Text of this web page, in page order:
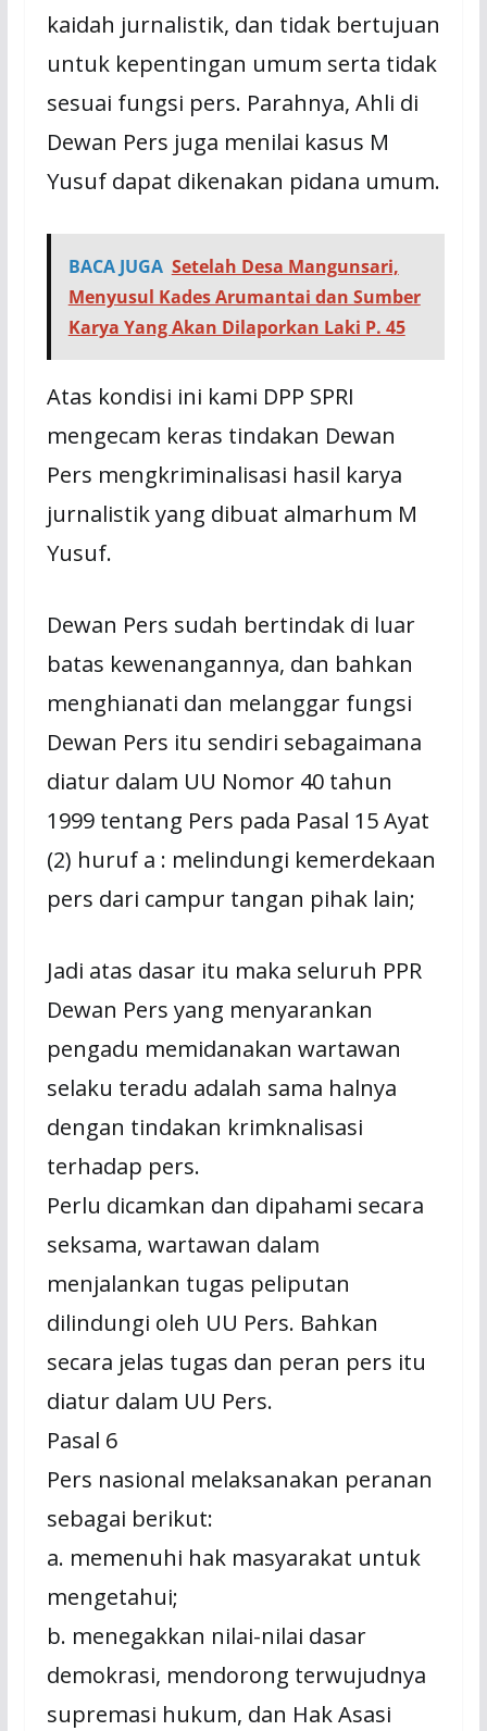
kaidah jurnalistik, dan tidak bertujuan
untuk kepentingan umum serta tidak
sesuai fungsi pers. Parahnya, Ahli di
Dewan Pers juga menilai kasus M
Yusuf dapat dikenakan pidana umum.
BACA JUGA Setelah Desa Mangunsari,
Menyusul Kades Arumantai dan Sumber
Karya Yang Akan Dilaporkan Laki P. 45
Atas kondisi ini kami DPP SPRI
mengecam keras tindakan Dewan
Pers mengkriminalisasi hasil karya
jurnalistik yang dibuat almarhum M
Yusuf.
Dewan Pers sudah bertindak di luar
batas kewenangannya, dan bahkan
menghianati dan melanggar fungsi
Dewan Pers itu sendiri sebagaimana
diatur dalam UU Nomor 40 tahun
1999 tentang Pers pada Pasal 15 Ayat
(2) huruf a : melindungi kemerdekaan
pers dari campur tangan pihak lain;
Jadi atas dasar itu maka seluruh PPR
Dewan Pers yang menyarankan
pengadu memidanakan wartawan
selaku teradu adalah sama halnya
dengan tindakan krimknalisasi
terhadap pers.
Perlu dicamkan dan dipahami secara
seksama, wartawan dalam
menjalankan tugas peliputan
dilindungi oleh UU Pers. Bahkan
secara jelas tugas dan peran pers itu
diatur dalam UU Pers.
Pasal 6
Pers nasional melaksanakan peranan
sebagai berikut:
a. memenuhi hak masyarakat untuk
mengetahui;
b. menegakkan nilai-nilai dasar
demokrasi, mendorong terwujudnya
supremasi hukum, dan Hak Asasi